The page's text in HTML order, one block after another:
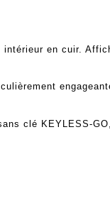
intérieur en cuir.
clé KEYLESS-